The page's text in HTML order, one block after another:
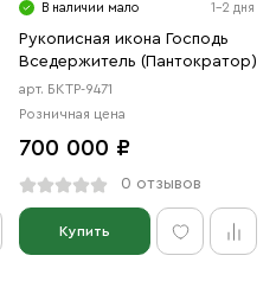
В наличии мало 1-2 дня
Рукописная икона Господь
Вседержитель (Пантократор)
арт. БКТР-9471
Розничная цена
700 000 ₽
0 отзывов
Купить